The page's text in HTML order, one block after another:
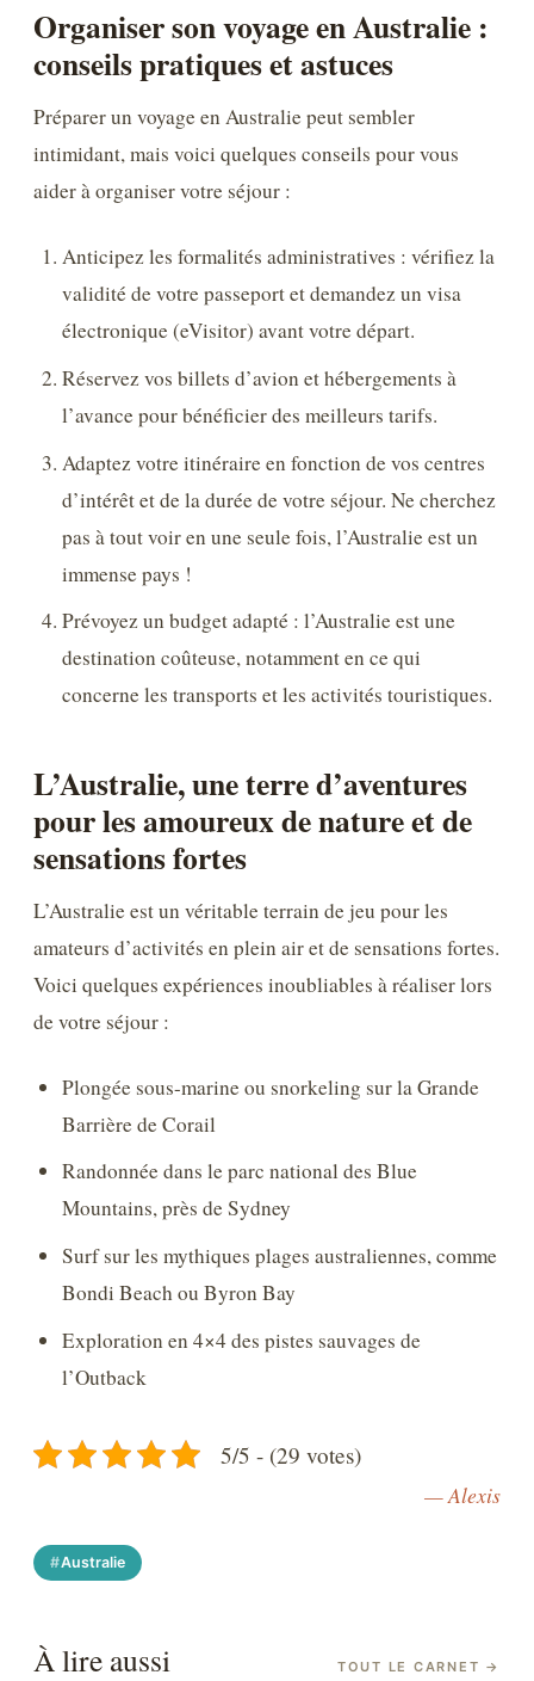
Organiser son voyage en Australie :
conseils pratiques et astuces
Préparer un voyage en Australie peut sembler
intimidant, mais voici quelques conseils pour vous
aider à organiser votre séjour :
Anticipez les formalités administratives : vérifiez la
validité de votre passeport et demandez un visa
électronique (eVisitor) avant votre départ.
Réservez vos billets d’avion et hébergements à
l’avance pour bénéficier des meilleurs tarifs.
Adaptez votre itinéraire en fonction de vos centres
d’intérêt et de la durée de votre séjour. Ne cherchez
pas à tout voir en une seule fois, l’Australie est un
immense pays !
Prévoyez un budget adapté : l’Australie est une
destination coûteuse, notamment en ce qui
concerne les transports et les activités touristiques.
L’Australie, une terre d’aventures
pour les amoureux de nature et de
sensations fortes
L’Australie est un véritable terrain de jeu pour les
amateurs d’activités en plein air et de sensations fortes.
Voici quelques expériences inoubliables à réaliser lors
de votre séjour :
Plongée sous-marine ou snorkeling sur la Grande
Barrière de Corail
Randonnée dans le parc national des Blue
Mountains, près de Sydney
Surf sur les mythiques plages australiennes, comme
Bondi Beach ou Byron Bay
Exploration en 4×4 des pistes sauvages de
l’Outback
5/5 - (29 votes)
— Alexis
Australie
À lire aussi TOUT LE CARNET →